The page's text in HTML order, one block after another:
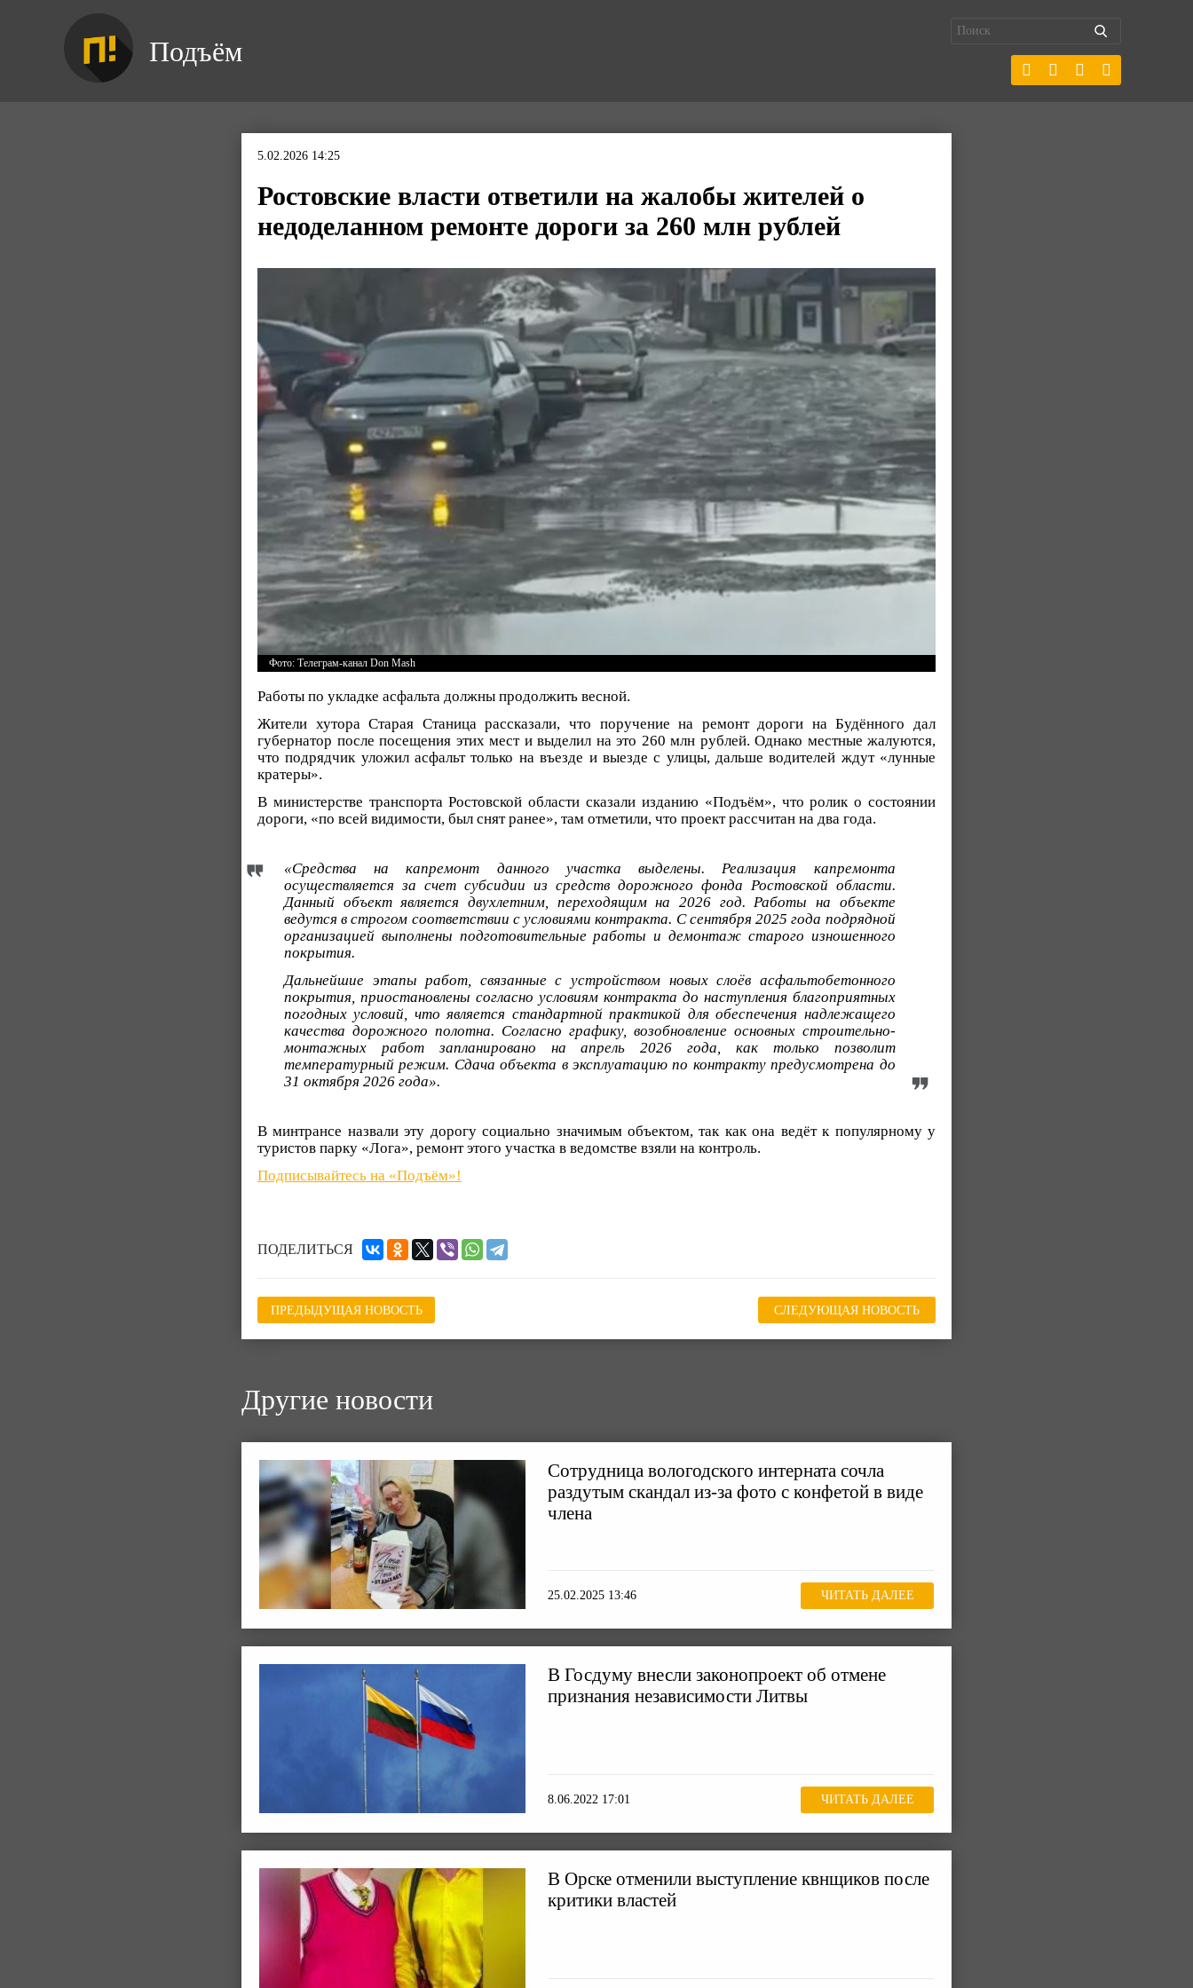
Подъём
5.02.2026 14:25
Ростовские власти ответили на жалобы жителей о
недоделанном ремонте дороги за 260 млн рублей
Фото: Телеграм-канал Don Mash
Работы по укладке асфальта должны продолжить весной.
Жители хутора Старая Станица рассказали, что поручение на ремонт дороги на Будённого дал
губернатор после посещения этих мест и выделил на это 260 млн рублей. Однако местные жалуются,
что подрядчик уложил асфальт только на въезде и выезде с улицы, дальше водителей ждут «лунные
кратеры».
В министерстве транспорта Ростовской области сказали изданию «Подъём», что ролик о состоянии
дороги, «по всей видимости, был снят ранее», там отметили, что проект рассчитан на два года.
«Средства на капремонт данного участка выделены. Реализация капремонта
осуществляется за счет субсидии из средств дорожного фонда Ростовской области.
Данный объект является двухлетним, переходящим на 2026 год. Работы на объекте
ведутся в строгом соответствии с условиями контракта. С сентября 2025 года подрядной
организацией выполнены подготовительные работы и демонтаж старого изношенного
покрытия.
Дальнейшие этапы работ, связанные с устройством новых слоёв асфальтобетонного
покрытия, приостановлены согласно условиям контракта до наступления благоприятных
погодных условий, что является стандартной практикой для обеспечения надлежащего
качества дорожного полотна. Согласно графику, возобновление основных строительно-
монтажных работ запланировано на апрель 2026 года, как только позволит
температурный режим. Сдача объекта в эксплуатацию по контракту предусмотрена до
31 октября 2026 года».
В минтрансе назвали эту дорогу социально значимым объектом, так как она ведёт к популярному у
туристов парку «Лога», ремонт этого участка в ведомстве взяли на контроль.
Подписывайтесь на «Подъём»!
ПОДЕЛИТЬСЯ
ПРЕДЫДУЩАЯ НОВОСТЬ СЛЕДУЮЩАЯ НОВОСТЬ
Другие новости
Сотрудница вологодского интерната сочла
раздутым скандал из-за фото с конфетой в виде
члена
25.02.2025 13:46 ЧИТАТЬ ДАЛЕЕ
В Госдуму внесли законопроект об отмене
признания независимости Литвы
8.06.2022 17:01 ЧИТАТЬ ДАЛЕЕ
В Орске отменили выступление квнщиков после
критики властей